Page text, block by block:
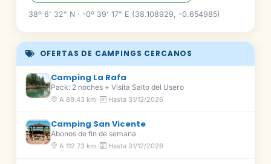
38º 6' 32" N · -0º 39' 17" E (38.108929, -0.654985)
OFERTAS DE CAMPINGS CERCANOS
Camping La Rafa
Pack: 2 noches + Visita Salto del Usero
A 89.43 km · Hasta 31/12/2026
Camping San Vicente
Abonos de fin de semana
A 112.73 km · Hasta 31/12/2026